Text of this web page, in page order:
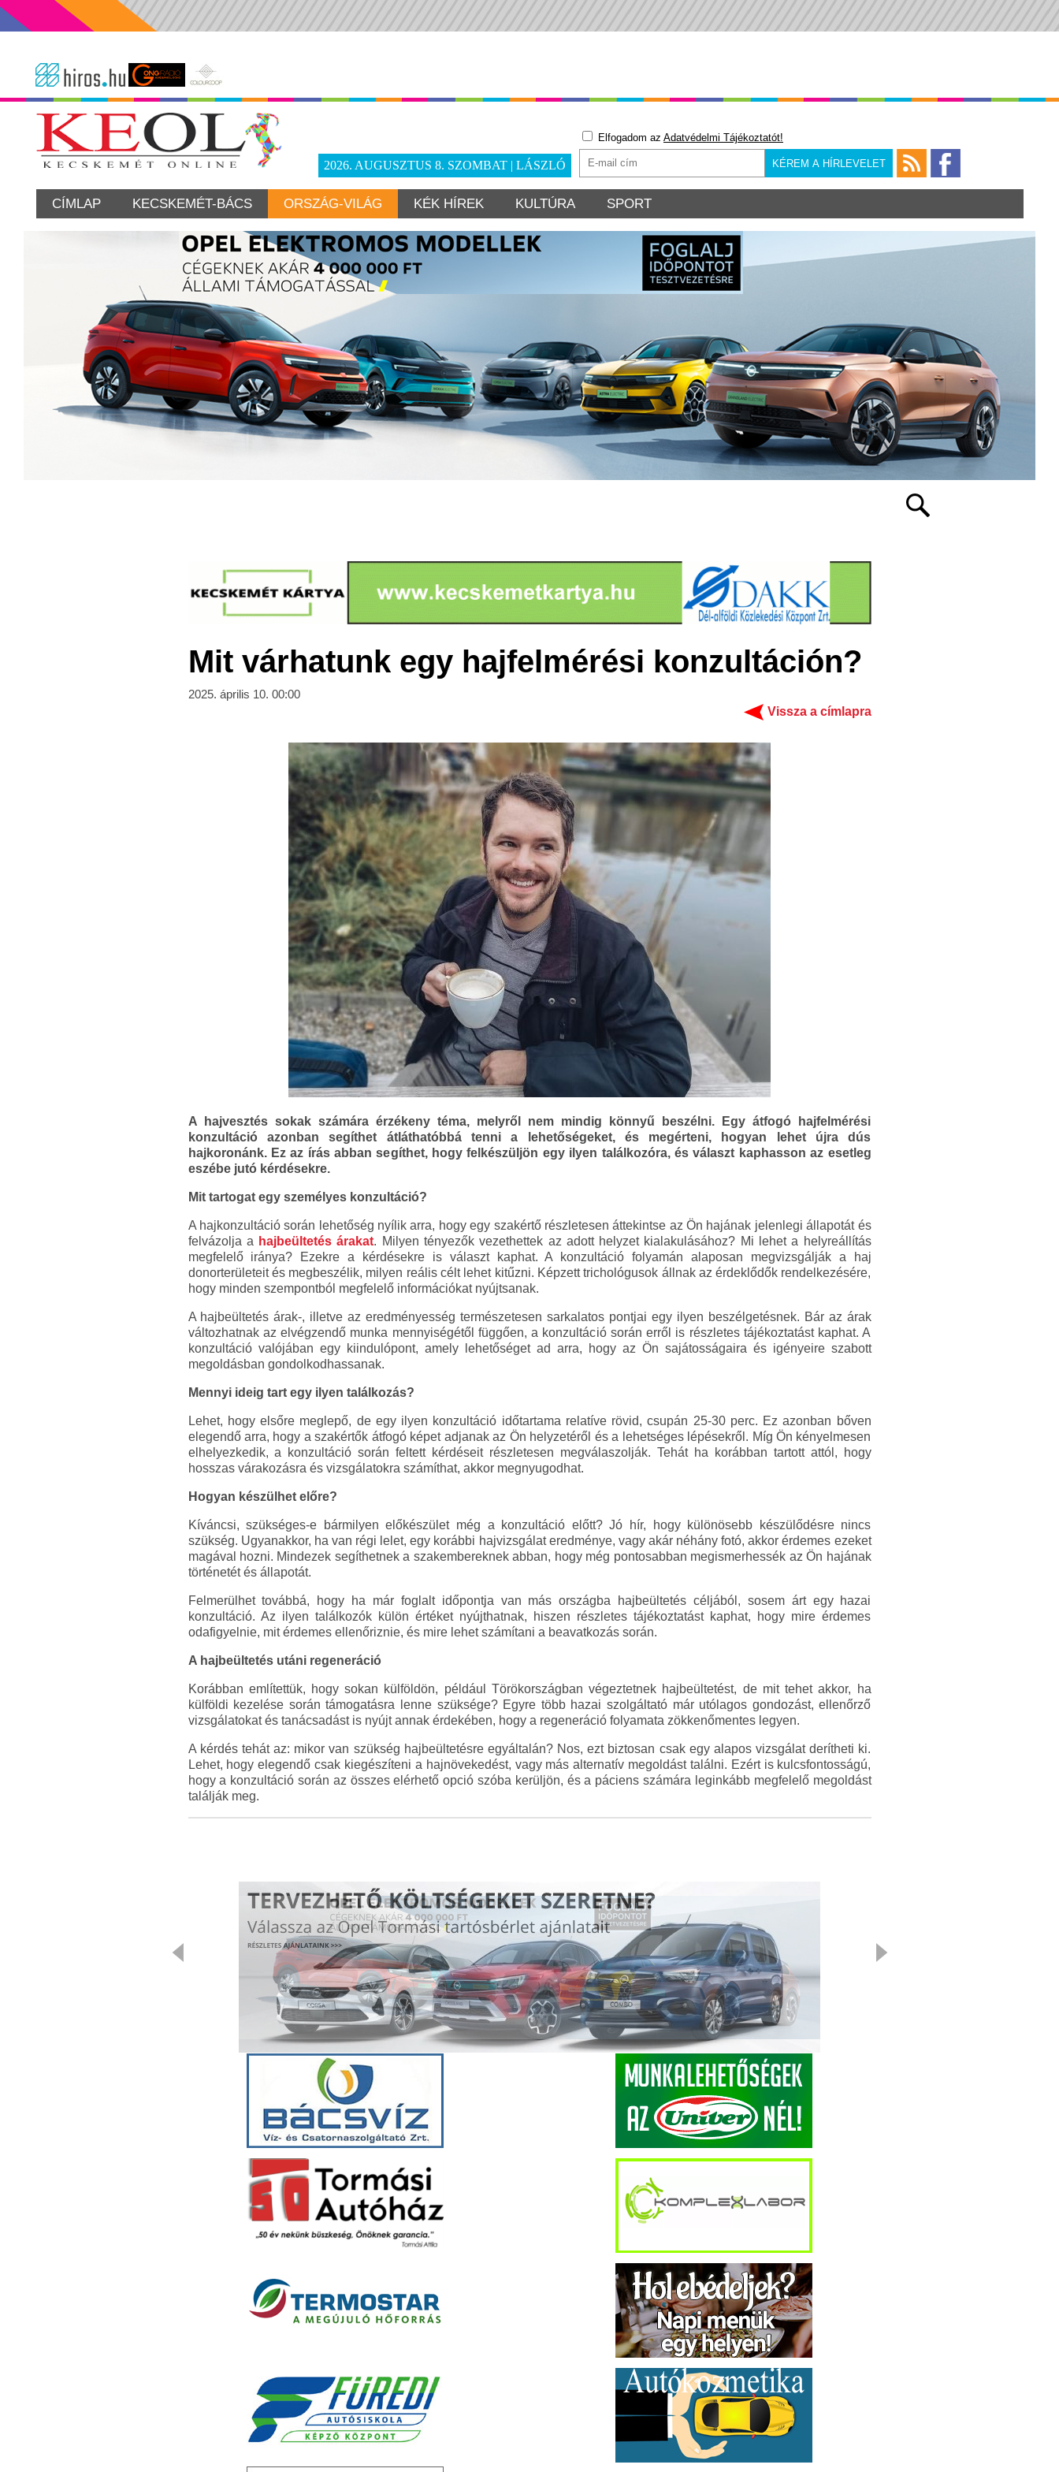
2026. AUGUSZTUS 8. SZOMBAT | LÁSZLÓ
Elfogadom az Adatvédelmi Tájékoztatót!
CÍMLAP KECSKEMÉT-BÁCS ORSZÁG-VILÁG KÉK HÍREK KULTÚRA SPORT
Mit várhatunk egy hajfelmérési konzultáción?
2025. április 10. 00:00
Vissza a címlapra
A hajvesztés sokak számára érzékeny téma, melyről nem mindig könnyű beszélni. Egy átfogó hajfelmérési
konzultáció azonban segíthet átláthatóbbá tenni a lehetőségeket, és megérteni, hogyan lehet újra dús
hajkoronánk. Ez az írás abban segíthet, hogy felkészüljön egy ilyen találkozóra, és választ kaphasson az esetleg
eszébe jutó kérdésekre.
Mit tartogat egy személyes konzultáció?
A hajkonzultáció során lehetőség nyílik arra, hogy egy szakértő részletesen áttekintse az Ön hajának jelenlegi állapotát és
felvázolja a hajbeültetés árakat. Milyen tényezők vezethettek az adott helyzet kialakulásához? Mi lehet a helyreállítás
megfelelő iránya? Ezekre a kérdésekre is választ kaphat. A konzultáció folyamán alaposan megvizsgálják a haj
donorterületeit és megbeszélik, milyen reális célt lehet kitűzni. Képzett trichológusok állnak az érdeklődők rendelkezésére,
hogy minden szempontból megfelelő információkat nyújtsanak.
A hajbeültetés árak-, illetve az eredményesség természetesen sarkalatos pontjai egy ilyen beszélgetésnek. Bár az árak
változhatnak az elvégzendő munka mennyiségétől függően, a konzultáció során erről is részletes tájékoztatást kaphat. A
konzultáció valójában egy kiindulópont, amely lehetőséget ad arra, hogy az Ön sajátosságaira és igényeire szabott
megoldásban gondolkodhassanak.
Mennyi ideig tart egy ilyen találkozás?
Lehet, hogy elsőre meglepő, de egy ilyen konzultáció időtartama relatíve rövid, csupán 25-30 perc. Ez azonban bőven
elegendő arra, hogy a szakértők átfogó képet adjanak az Ön helyzetéről és a lehetséges lépésekről. Míg Ön kényelmesen
elhelyezkedik, a konzultáció során feltett kérdéseit részletesen megválaszolják. Tehát ha korábban tartott attól, hogy
hosszas várakozásra és vizsgálatokra számíthat, akkor megnyugodhat.
Hogyan készülhet előre?
Kíváncsi, szükséges-e bármilyen előkészület még a konzultáció előtt? Jó hír, hogy különösebb készülődésre nincs
szükség. Ugyanakkor, ha van régi lelet, egy korábbi hajvizsgálat eredménye, vagy akár néhány fotó, akkor érdemes ezeket
magával hozni. Mindezek segíthetnek a szakembereknek abban, hogy még pontosabban megismerhessék az Ön hajának
történetét és állapotát.
Felmerülhet továbbá, hogy ha már foglalt időpontja van más országba hajbeültetés céljából, sosem árt egy hazai
konzultáció. Az ilyen találkozók külön értéket nyújthatnak, hiszen részletes tájékoztatást kaphat, hogy mire érdemes
odafigyelnie, mit érdemes ellenőriznie, és mire lehet számítani a beavatkozás során.
A hajbeültetés utáni regeneráció
Korábban említettük, hogy sokan külföldön, például Törökországban végeztetnek hajbeültetést, de mit tehet akkor, ha
külföldi kezelése során támogatásra lenne szüksége? Egyre több hazai szolgáltató már utólagos gondozást, ellenőrző
vizsgálatokat és tanácsadást is nyújt annak érdekében, hogy a regeneráció folyamata zökkenőmentes legyen.
A kérdés tehát az: mikor van szükség hajbeültetésre egyáltalán? Nos, ezt biztosan csak egy alapos vizsgálat derítheti ki.
Lehet, hogy elegendő csak kiegészíteni a hajnövekedést, vagy más alternatív megoldást találni. Ezért is kulcsfontosságú,
hogy a konzultáció során az összes elérhető opció szóba kerüljön, és a páciens számára leginkább megfelelő megoldást
találják meg.